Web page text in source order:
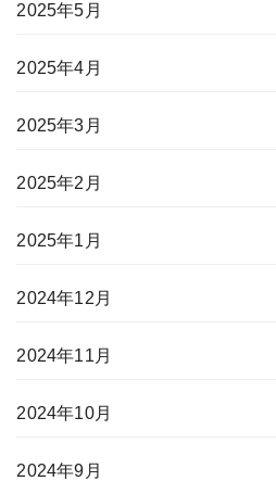
2025年5月
2025年4月
2025年3月
2025年2月
2025年1月
2024年12月
2024年11月
2024年10月
2024年9月